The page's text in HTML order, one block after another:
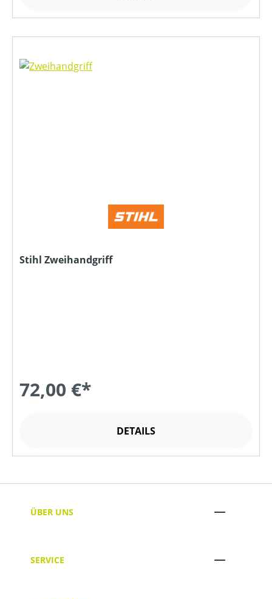
Stihl Zweihandgriff
72,00 €*
DETAILS
ÜBER UNS
SERVICE